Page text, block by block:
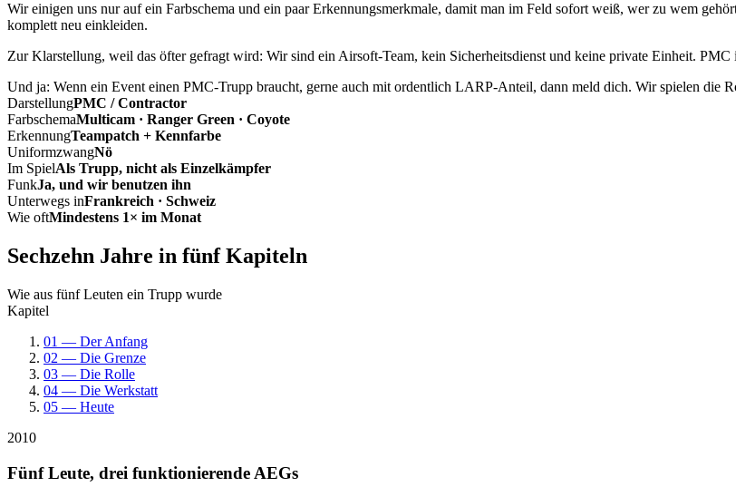
Wir einigen uns nur auf ein Farbschema und ein paar Erkennungsmerkmale, damit man im Feld sofort weiß, wer zu wem
komplett neu einkleiden.
Zur Klarstellung, weil das öfter gefragt wird: Wir sind ein Airsoft-Team, kein Sicherheitsdienst und keine private Einheit.
Und ja: Wenn ein Event einen PMC-Trupp braucht, gerne auch mit ordentlich LARP-Anteil, dann meld dich. Wir spielen die
DarstellungPMC / Contractor
FarbschemaMulticam · Ranger Green · Coyote
ErkennungTeampatch + Kennfarbe
UniformzwangNö
Im SpielAls Trupp, nicht als Einzelkämpfer
FunkJa, und wir benutzen ihn
Unterwegs inFrankreich · Schweiz
Wie oftMindestens 1× im Monat
Sechzehn Jahre in fünf Kapiteln
Wie aus fünf Leuten ein Trupp wurde
Kapitel
01 — Der Anfang
02 — Die Grenze
03 — Die Rolle
04 — Die Werkstatt
05 — Heute
2010
Fünf Leute, drei funktionierende AEGs